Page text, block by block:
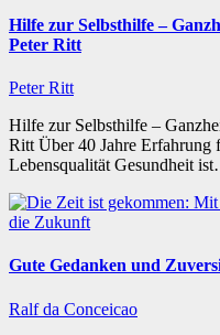
Hilfe zur Selbsthilfe –
Peter Ritt
Peter Ritt
Hilfe zur Selbsthilfe –
Ritt Über 40 Jahre Erfahrung
Lebensqualität Gesundheit
Gute Gedanken und
Ralf da Conceicao